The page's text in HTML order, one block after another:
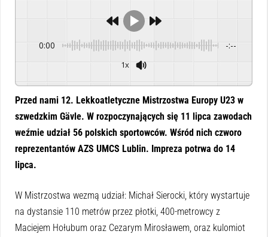
0:00 -:--
1x
Przed nami 12. Lekkoatletyczne Mistrzostwa Europy U23 w
szwedzkim Gävle. W rozpoczynających się 11 lipca zawodach
weźmie udział 56 polskich sportowców. Wśród nich czworo
reprezentantów AZS UMCS Lublin. Impreza potrwa do 14
lipca.
W Mistrzostwa wezmą udział: Michał Sierocki, który wystartuje
na dystansie 110 metrów przez płotki, 400-metrowcy z
Maciejem Hołubum oraz Cezarym Mirosławem, oraz kulomiot